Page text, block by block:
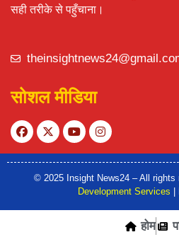
होम
सही तरीके से पहुँचाना।
सोशल मीडिया
© 2025 Insight News24 – All rights
Development Services